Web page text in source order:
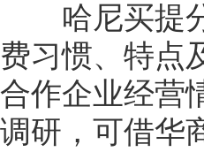
哈尼买提分
费习惯、特点
合作企业经营
调研，可借华